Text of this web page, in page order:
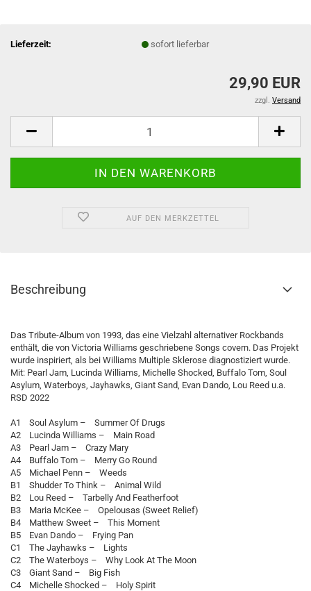
Lieferzeit: sofort lieferbar
29,90 EUR
zzgl. Versand
AUF DEN MERKZETTEL
Beschreibung
Das Tribute-Album von 1993, das eine Vielzahl alternativer Rockbands
enthält, die von Victoria Williams geschriebene Songs covern. Das Projekt
wurde inspiriert, als bei Williams Multiple Sklerose diagnostiziert wurde.
Mit: Pearl Jam, Lucinda Williams, Michelle Shocked, Buffalo Tom, Soul
Asylum, Waterboys, Jayhawks, Giant Sand, Evan Dando, Lou Reed u.a.
RSD 2022
A1 Soul Asylum – Summer Of Drugs
A2 Lucinda Williams – Main Road
A3 Pearl Jam – Crazy Mary
A4 Buffalo Tom – Merry Go Round
A5 Michael Penn – Weeds
B1 Shudder To Think – Animal Wild
B2 Lou Reed – Tarbelly And Featherfoot
B3 Maria McKee – Opelousas (Sweet Relief)
B4 Matthew Sweet – This Moment
B5 Evan Dando – Frying Pan
C1 The Jayhawks – Lights
C2 The Waterboys – Why Look At The Moon
C3 Giant Sand – Big Fish
C4 Michelle Shocked – Holy Spirit